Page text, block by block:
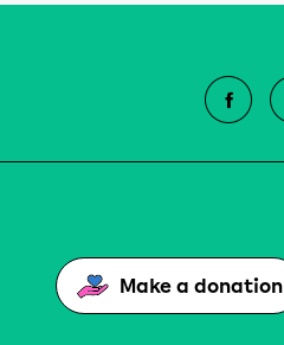
Make a donation